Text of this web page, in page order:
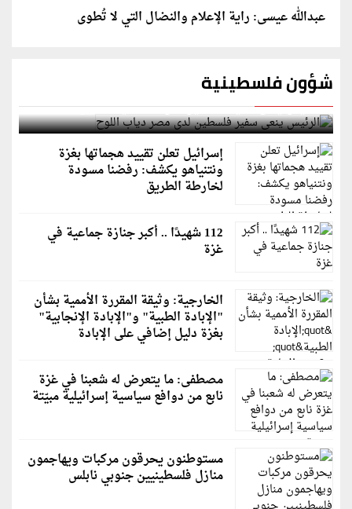
عبدالله عيسى: راية الإعلام والنضال التي لا تُطوى
شؤون فلسطينية
الرئيس ينعى سفير فلسطين لدى مصر دياب اللوح
إسرائيل تعلن تقييد هجماتها بغزة
ونتنياهو يكشف: رفضنا مسودة
لخارطة الطريق
112 شهيدًا .. أكبر جنازة جماعية في
غزة
الخارجية: وثيقة المقررة الأممية بشأن
"الإبادة الطبية" و"الإبادة الإنجابية"
بغزة دليل إضافي على الإبادة
مصطفى: ما يتعرض له شعبنا في غزة
نابع من دوافع سياسية إسرائيلية مبيّتة
مستوطنون يحرقون مركبات ويهاجمون
منازل فلسطينيين جنوبي نابلس